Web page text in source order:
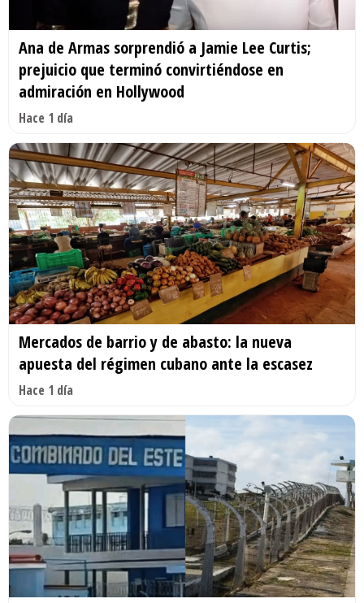
Ana de Armas sorprendió a Jamie Lee Curtis;
prejuicio que terminó convirtiéndose en
admiración en Hollywood
Hace 1 día
Mercados de barrio y de abasto: la nueva
apuesta del régimen cubano ante la escasez
Hace 1 día